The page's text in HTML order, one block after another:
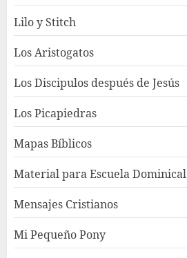
Lilo y Stitch
Los Aristogatos
Los Discipulos después de Jesús
Los Picapiedras
Mapas Bíblicos
Material para Escuela Dominical
Mensajes Cristianos
Mi Pequeño Pony